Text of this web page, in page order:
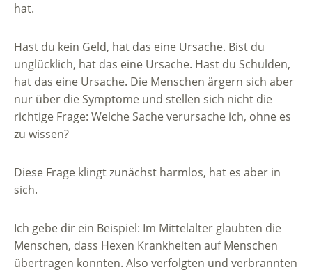
hat.
Hast du kein Geld, hat das eine Ursache. Bist du
unglücklich, hat das eine Ursache. Hast du Schulden,
hat das eine Ursache. Die Menschen ärgern sich aber
nur über die Symptome und stellen sich nicht die
richtige Frage: Welche Sache verursache ich, ohne es
zu wissen?
Diese Frage klingt zunächst harmlos, hat es aber in
sich.
Ich gebe dir ein Beispiel: Im Mittelalter glaubten die
Menschen, dass Hexen Krankheiten auf Menschen
übertragen konnten. Also verfolgten und verbrannten